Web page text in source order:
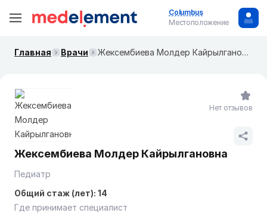
Columbus
Местоположение
Главная Врачи Жексембиева Молдер Кайрылгановна
Жексембиева Молдер Кайрылгановна
Педиатр
Общий стаж (лет): 14
Где принимает специалист
Нет отзывов